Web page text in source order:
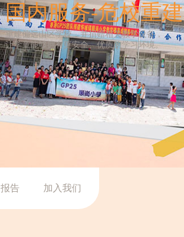
国内服务-危校重建
重建偏远山区学校，并捐赠相关教学设备，
让学童能够拥有更安全、优质的学习环境。
报告 加入我们